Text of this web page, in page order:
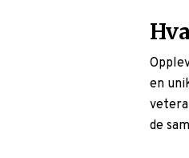
en
de